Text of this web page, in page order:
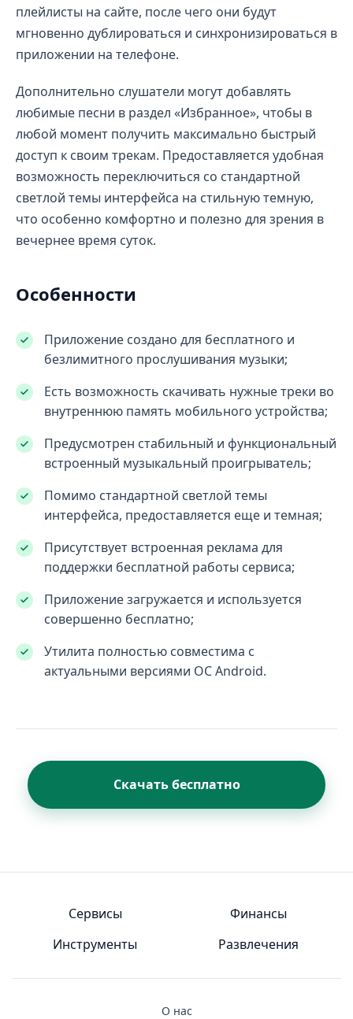
плейлисты на сайте, после чего они будут
мгновенно дублироваться и синхронизироваться в
приложении на телефоне.
Дополнительно слушатели могут добавлять
любимые песни в раздел «Избранное», чтобы в
любой момент получить максимально быстрый
доступ к своим трекам. Предоставляется удобная
возможность переключиться со стандартной
светлой темы интерфейса на стильную темную,
что особенно комфортно и полезно для зрения в
вечернее время суток.
Особенности
Приложение создано для бесплатного и
безлимитного прослушивания музыки;
Есть возможность скачивать нужные треки во
внутреннюю память мобильного устройства;
Предусмотрен стабильный и функциональный
встроенный музыкальный проигрыватель;
Помимо стандартной светлой темы
интерфейса, предоставляется еще и темная;
Присутствует встроенная реклама для
поддержки бесплатной работы сервиса;
Приложение загружается и используется
совершенно бесплатно;
Утилита полностью совместима с
актуальными версиями ОС Android.
Скачать бесплатно
Сервисы
Финансы
Инструменты
Развлечения
О нас